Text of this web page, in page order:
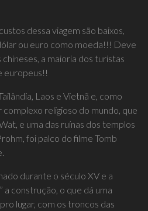
dessa viagem são baixos,
ou euro como moeda!!! Deve
a maioria dos turistas
europeus!!
Laos e Vietnã e, como
religioso do mundo, que
e uma das ruínas dos templos
foi palco do filme Tomb
durante o século XV e a
a construção, o que dá uma
lugar, com os troncos das